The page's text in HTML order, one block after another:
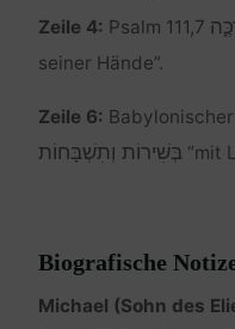
Zeile 4: Psalm 111,7
seiner Hände”.
Zeile 6:
בְּשִׁירוֹת וְתִשְׁבָּחוֹת“mit
Biografische
Michael (Sohn des